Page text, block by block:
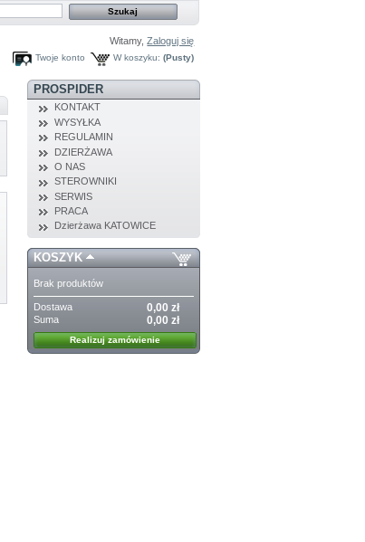
Witamy,Zaloguj się
W koszyku: (Pusty)
Twoje konto
PROSPIDER
KONTAKT
WYSYŁKA
REGULAMIN
DZIERŻAWA
O NAS
STEROWNIKI
SERWIS
PRACA
Dzierżawa KATOWICE
KOSZYK
Brak produktów
Dostawa 0,00 zł
Suma 0,00 zł
Realizuj zamówienie